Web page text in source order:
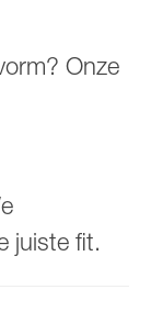
Onze
juiste fit.